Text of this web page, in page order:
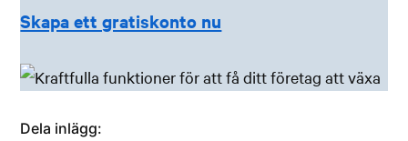
Skapa ett gratiskonto nu
Dela inlägg: